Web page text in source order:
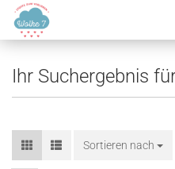
Ihr Suchergebnis
Sortieren nach
Sortieren nach